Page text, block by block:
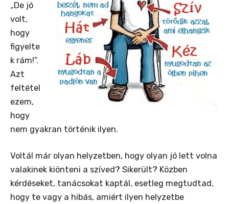
„De jó
volt,
hogy
figyelte
k rám!”.
Azt
feltétel
ezem,
hogy
nem gyakran történik ilyen.
Voltál már olyan helyzetben, hogy olyan jó lett volna
valakinek kiönteni a szíved? Sikerült? Közben
kérdéseket, tanácsokat kaptál, esetleg megtudtad,
hogy te vagy a hibás, amiért ilyen helyzetbe